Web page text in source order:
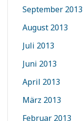
September 2013
August 2013
Juli 2013
Juni 2013
April 2013
März 2013
Februar 2013